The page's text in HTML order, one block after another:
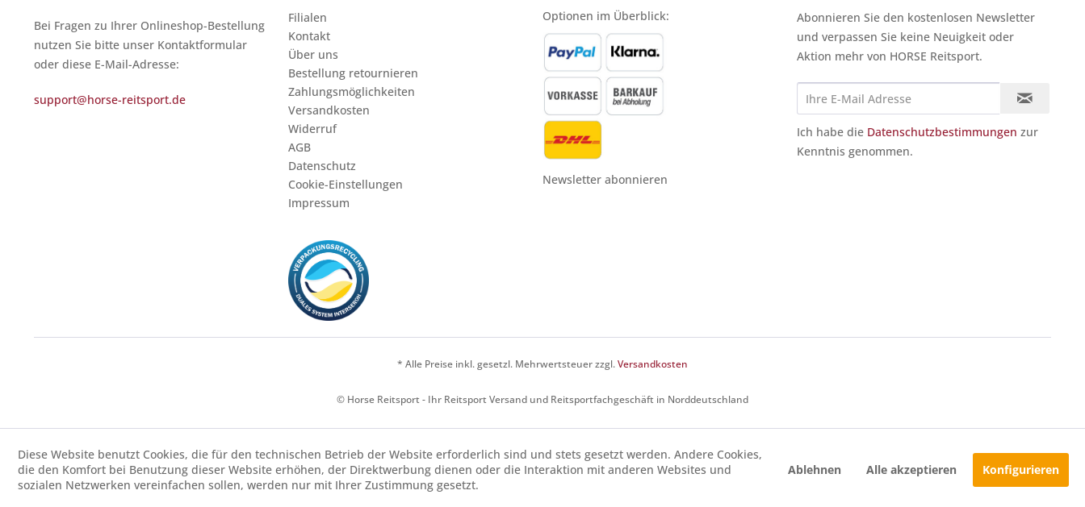
Bei Fragen zu Ihrer Onlineshop-Bestellung
nutzen Sie bitte unser Kontaktformular
oder diese E-Mail-Adresse:
support@horse-reitsport.de
Filialen
Kontakt
Über uns
Bestellung retournieren
Zahlungsmöglichkeiten
Versandkosten
Widerruf
AGB
Datenschutz
Cookie-Einstellungen
Impressum
Optionen im Überblick:
Newsletter abonnieren
Abonnieren Sie den kostenlosen Newsletter
und verpassen Sie keine Neuigkeit oder
Aktion mehr von HORSE Reitsport.
Ich habe die Datenschutzbestimmungen zur
Kenntnis genommen.
* Alle Preise inkl. gesetzl. Mehrwertsteuer zzgl.Versandkosten
© Horse Reitsport - Ihr Reitsport Versand und Reitsportfachgeschäft in Norddeutschland
Diese Website benutzt Cookies, die für den technischen Betrieb der Website erforderlich sind und stets gesetzt werden. Andere Cookies,
die den Komfort bei Benutzung dieser Website erhöhen, der Direktwerbung dienen oder die Interaktion mit anderen Websites und
sozialen Netzwerken vereinfachen sollen, werden nur mit Ihrer Zustimmung gesetzt.
Ablehnen Alle akzeptieren Konfigurieren